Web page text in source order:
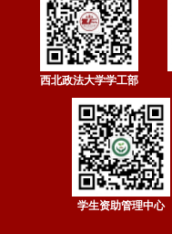
西北政法大学学工部
学生资助管理中心